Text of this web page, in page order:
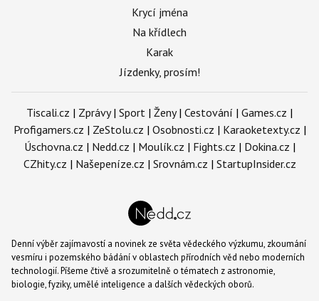
Krycí jména
Na křídlech
Karak
Jízdenky, prosím!
Tiscali.cz | Zprávy| Sport | Ženy| Cestování | Games.cz |
Profigamers.cz | ZeStolu.cz | Osobnosti.cz | Karaoketexty.cz |
Úschovna.cz | Nedd.cz | Moulík.cz | Fights.cz | Dokina.cz |
CZhity.cz | Našepeníze.cz | Srovnám.cz | StartupInsider.cz
Denní výběr zajímavostí a novinek ze světa vědeckého výzkumu, zkoumání
vesmíru i pozemského bádání v oblastech přírodních věd nebo moderních
technologií. Píšeme čtivě a srozumitelně o tématech z astronomie,
biologie, fyziky, umělé inteligence a dalších vědeckých oborů.